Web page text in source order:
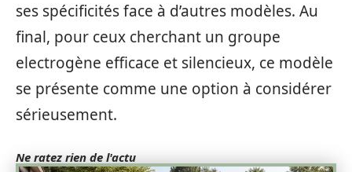
ses spécificités face à d’autres modèles. Au
final, pour ceux cherchant un groupe
electrogène efficace et silencieux, ce modèle
se présente comme une option à considérer
sérieusement.
Ne ratez rien de l'actu